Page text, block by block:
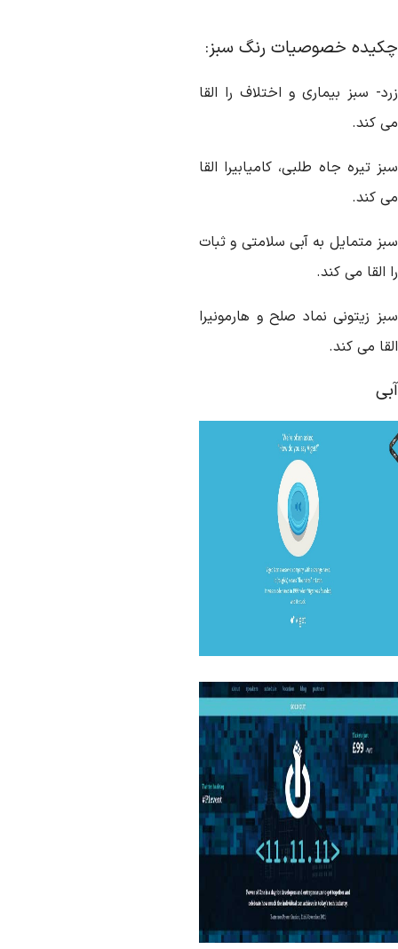
خصوصیات رنگ سبز:
سبز بیماری و اختلاف را القا
کند.
تیره جاه طلبی، کامیابیرا القا
کند.
متمایل به آبی سلامتی و ثبات
القا می کند.
زیتونی نماد صلح و هارمونیرا
می کند.